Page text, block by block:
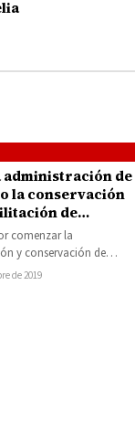
administración de
la conservación
de
y calles
comenzar la
y conservación de
y calles en
de 2019